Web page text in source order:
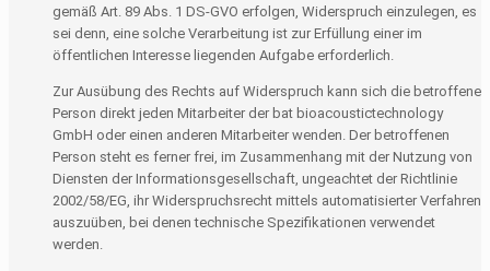
gemäß Art. 89 Abs. 1 DS-GVO erfolgen, Widerspruch einzulegen, es
sei denn, eine solche Verarbeitung ist zur Erfüllung einer im
öffentlichen Interesse liegenden Aufgabe erforderlich.
Zur Ausübung des Rechts auf Widerspruch kann sich die betroffene
Person direkt jeden Mitarbeiter der bat bioacoustictechnology
GmbH oder einen anderen Mitarbeiter wenden. Der betroffenen
Person steht es ferner frei, im Zusammenhang mit der Nutzung von
Diensten der Informationsgesellschaft, ungeachtet der Richtlinie
2002/58/EG, ihr Widerspruchsrecht mittels automatisierter Verfahren
auszuüben, bei denen technische Spezifikationen verwendet
werden.